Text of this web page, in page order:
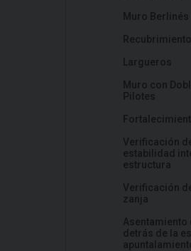
Muro Berlinés
Recubrimiento
Largueros
Muro con
Pilotes
Verificación
estabilidad
estructura
Verificación
zanja
Asentamiento
detrás de la